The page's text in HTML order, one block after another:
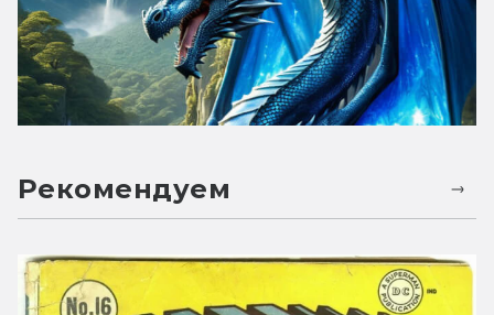
Рекомендуем